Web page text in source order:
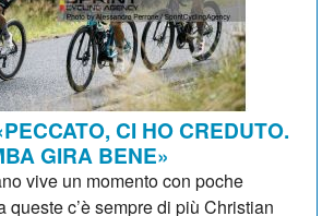
CI HO CREDUTO.
GIRA BENE»
vive un momento con poche
queste c’è sempre di più Christian